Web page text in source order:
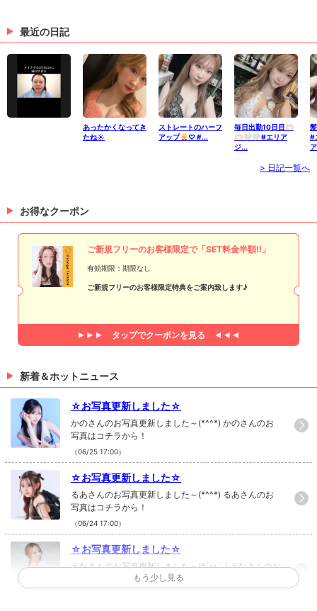
最近の日記
あったかくなってき
たね☀️
ストレートのハーフ
アップ👱🏻‍♀️♡ #...
毎日出勤10日目🫶🏻
🫶🏻🤍🤍 #エリア
ジ...
#
> 日記一覧へ
お得なクーポン
ご新規フリーのお客様限定で「SET料金半額!!」
有効期限：期限なし
ご新規フリーのお客様限定特典をご案内致します♪
タップでクーポンを見る
新着＆ホットニュース
☆お写真更新しました☆
かのさんのお写真更新しました～(*^^*) かのさんのお
写真はコチラから！
（06/25 17:00）
☆お写真更新しました☆
るあさんのお写真更新しました～(*^^*) るあさんのお
写真はコチラから！
（06/24 17:00）
☆お写真更新しました☆
えなさんのお写真更新しました～(*´ω｀) えなさんのお
写真はコチラから！もう少し見る